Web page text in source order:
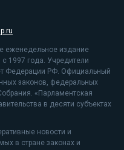
еженедельное издание
1997 года. Учредители
Федерации РФ. Официальный
законов, федеральных
«Парламентская
в десяти субъектах
новости и
в стране законах и